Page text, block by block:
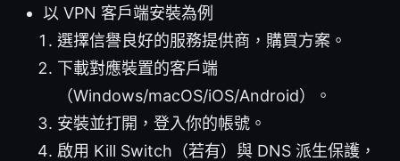
以 VPN 客戶端安裝為例
選擇信譽良好的服務提供商，購買方案。
下載對應裝置的客戶端
（Windows/macOS/iOS/Android）。
安裝並打開，登入你的帳號。
啟用 Kill Switch（若有）與 DNS 派生保護，